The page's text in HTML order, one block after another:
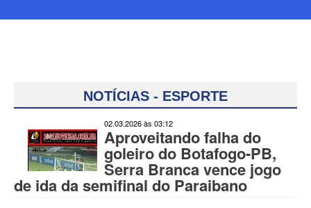
NOTÍCIAS - ESPORTE
02.03.2026 às 03:12
Aproveitando falha do
goleiro do Botafogo-PB,
Serra Branca vence jogo
de ida da semifinal do Paraibano